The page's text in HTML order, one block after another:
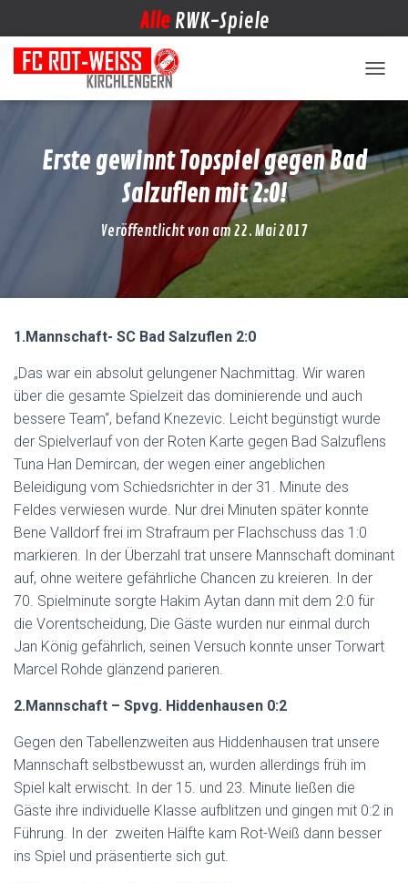
Alle RWK-Spiele
Erste gewinnt Topspiel gegen Bad
Salzuflen mit 2:0!
Veröffentlicht von am 22. Mai 2017
1.Mannschaft- SC Bad Salzuflen 2:0
„Das war ein absolut gelungener Nachmittag. Wir waren
über die gesamte Spielzeit das dominierende und auch
bessere Team“, befand Knezevic. Leicht begünstigt wurde
der Spielverlauf von der Roten Karte gegen Bad Salzuflens
Tuna Han Demircan, der wegen einer angeblichen
Beleidigung vom Schiedsrichter in der 31. Minute des
Feldes verwiesen wurde. Nur drei Minuten später konnte
Bene Valldorf frei im Strafraum per Flachschuss das 1:0
markieren. In der Überzahl trat unsere Mannschaft dominant
auf, ohne weitere gefährliche Chancen zu kreieren. In der
70. Spielminute sorgte Hakim Aytan dann mit dem 2:0 für
die Vorentscheidung, Die Gäste wurden nur einmal durch
Jan König gefährlich, seinen Versuch konnte unser Torwart
Marcel Rohde glänzend parieren.
2.Mannschaft – Spvg. Hiddenhausen 0:2
Gegen den Tabellenzweiten aus Hiddenhausen trat unsere
Mannschaft selbstbewusst an, wurden allerdings früh im
Spiel kalt erwischt. In der 15. und 23. Minute ließen die
Gäste ihre individuelle Klasse aufblitzen und gingen mit 0:2 in
Führung. In der zweiten Hälfte kam Rot-Weiß dann besser
ins Spiel und präsentierte sich gut.